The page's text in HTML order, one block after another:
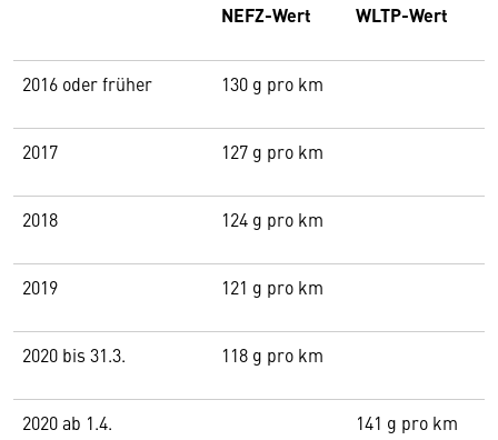
NEFZ-Wert WLTP-Wert
2016 oder früher 130 g pro km
2017 127 g pro km
2018 124 g pro km
2019 121 g pro km
2020 bis 31.3. 118 g pro km
2020 ab 1.4. 141 g pro km